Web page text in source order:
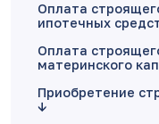
Оплата
ипотечных
Оплата
материнского
Приобретение